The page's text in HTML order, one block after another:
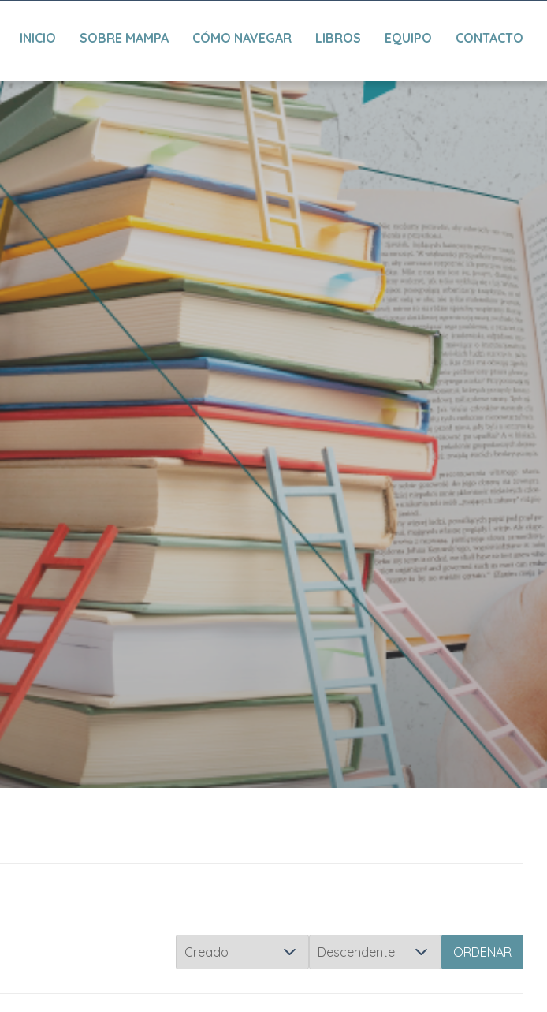
INICIO SOBRE MAMPA CÓMO NAVEGAR LIBROS EQUIPO CONTACTO
ORDENAR